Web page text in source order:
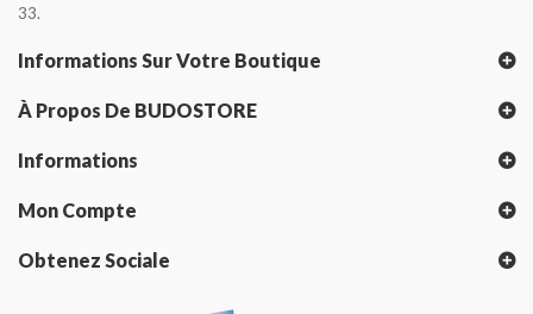
33.
Informations Sur Votre Boutique
À Propos De BUDOSTORE
Informations
Mon Compte
Obtenez Sociale